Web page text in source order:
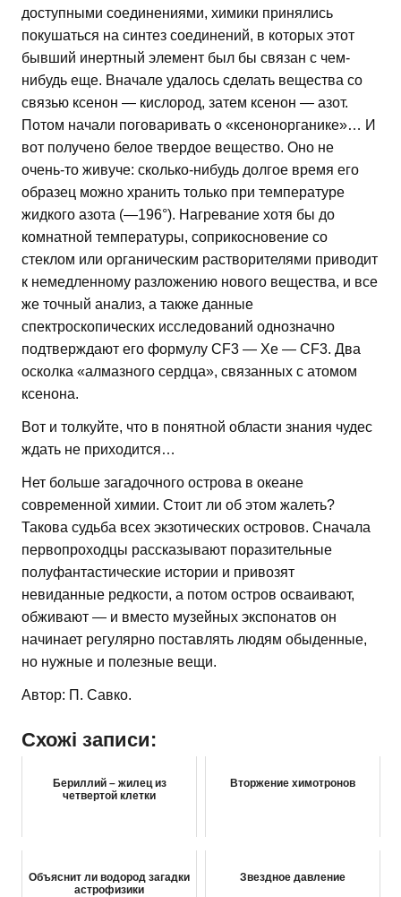
доступными соединениями, химики принялись
покушаться на синтез соединений, в которых этот
бывший инертный элемент был бы связан с чем-
нибудь еще. Вначале удалось сделать вещества со
связью ксенон — кислород, затем ксенон — азот.
Потом начали поговаривать о «ксенонорганике»… И
вот получено белое твердое вещество. Оно не
очень-то живуче: сколько-нибудь долгое время его
образец можно хранить только при температуре
жидкого азота (—196°). Нагревание хотя бы до
комнатной температуры, соприкосновение со
стеклом или органическим растворителями приводит
к немедленному разложению нового вещества, и все
же точный анализ, а также данные
спектроскопических исследований однозначно
подтверждают его формулу СF3 — Хе — СF3. Два
осколка «алмазного сердца», связанных с атомом
ксенона.
Вот и толкуйте, что в понятной области знания чудес
ждать не приходится…
Нет больше загадочного острова в океане
современной химии. Стоит ли об этом жалеть?
Такова судьба всех экзотических островов. Сначала
первопроходцы рассказывают поразительные
полуфантастические истории и привозят
невиданные редкости, а потом остров осваивают,
обживают — и вместо музейных экспонатов он
начинает регулярно поставлять людям обыденные,
но нужные и полезные вещи.
Автор: П. Савко.
Схожі записи:
Бериллий – жилец из
четвертой клетки
Вторжение химотронов
Объяснит ли водород загадки
астрофизики
Звездное давление